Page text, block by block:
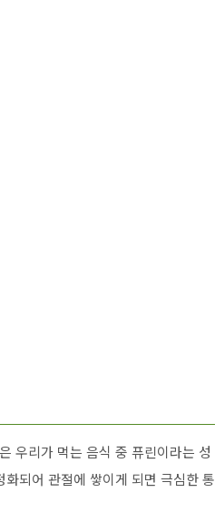
우리가 먹는 음식 중 퓨린이라는 성
되어 관절에 쌓이게 되면 극심한 통